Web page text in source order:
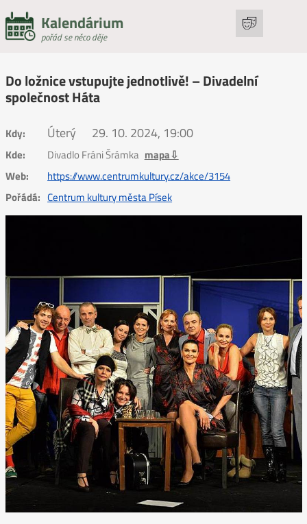
Kalendárium
pořád se něco děje
Do ložnice vstupujte jednotlivě! – Divadelní
společnost Háta
Kdy: Úterý 29. 10. 2024, 19:00
Kde: Divadlo Fráni Šrámka mapa⇩
Web:
https://www.centrumkultury.cz/akce/3154
Pořádá: Centrum kultury města Písek